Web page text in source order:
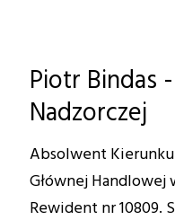
Piotr Bindas
Nadzorczej
Absolwent Kierunku
Głównej Handlowej
Rewident nr 10809.